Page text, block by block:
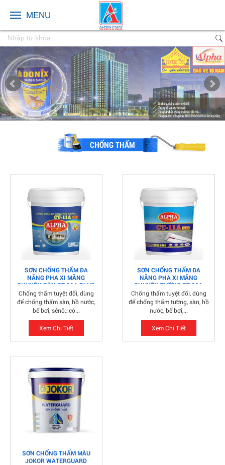
MENU
CHỐNG THẤM
SƠN CHỐNG THẤM ĐA
NĂNG PHA XI MĂNG
CHUYÊN SÀN CT-11A PLUS
Chống thấm tuyệt đối, dùng
để chống thấm sàn, hồ nước,
bể bơi, sênô…có...
Xem Chi Tiết
SƠN CHỐNG THẤM ĐA
NĂNG PHA XI MĂNG
CHUYÊN TƯỜNG CT-11A
PLUS
Chống thấm tuyệt đối, dùng
để chống thấm tường, sàn, hồ
nước, bể bơi,...
Xem Chi Tiết
SƠN CHỐNG THẤM MÀU
JOKOR WATERGUARD
Kiến thức cơ bản liên quan tới bột bả
Bột trét tường là gì? Tại sao phải dùng bột trét tường?
Bột trét tường...
Sơn nhà đón tết | Rước Tài Lộc Đón Bình An